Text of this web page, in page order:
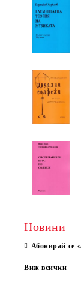
Новини
Абонирай се
Виж всички